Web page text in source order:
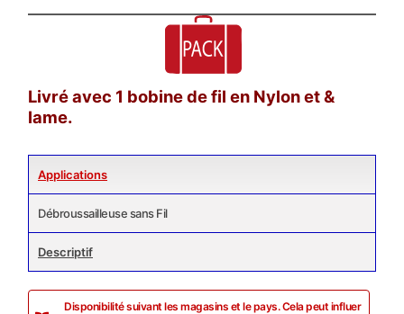
Livré avec 1 bobine de fil en Nylon et &
lame.
Applications
Débroussailleuse sans Fil
Descriptif
Disponibilité suivant les magasins et le pays. Cela peut influer